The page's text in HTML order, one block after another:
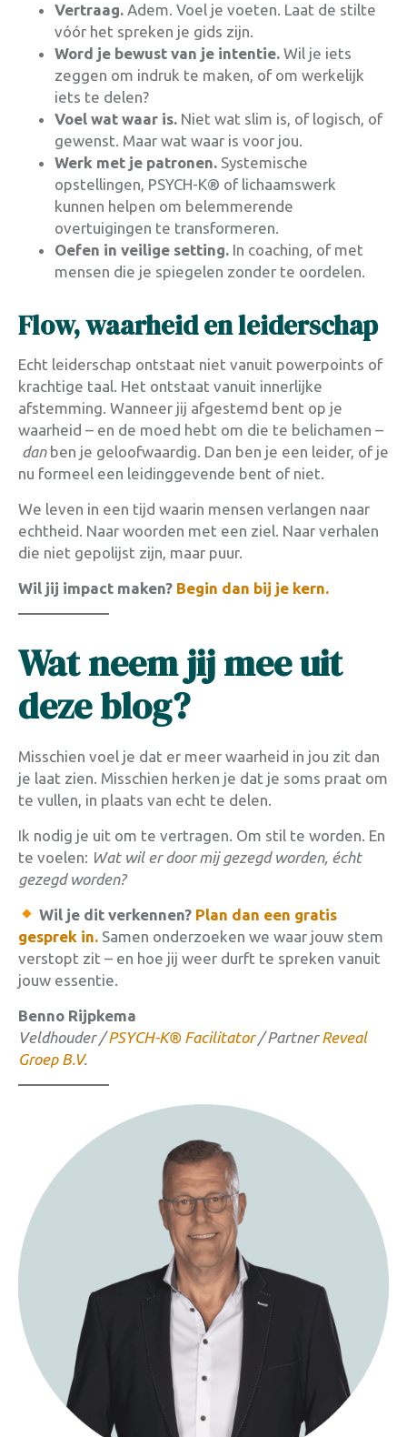
Vertraag. Adem. Voel je voeten. Laat de stilte
vóór het spreken je gids zijn.
Word je bewust van je intentie. Wil je iets
zeggen om indruk te maken, of om werkelijk
iets te delen?
Voel wat waar is. Niet wat slim is, of logisch, of
gewenst. Maar wat waar is voor jou.
Werk met je patronen. Systemische
opstellingen, PSYCH-K® of lichaamswerk
kunnen helpen om belemmerende
overtuigingen te transformeren.
Oefen in veilige setting. In coaching, of met
mensen die je spiegelen zonder te oordelen.
Flow, waarheid en leiderschap
Echt leiderschap ontstaat niet vanuit powerpoints of
krachtige taal. Het ontstaat vanuit innerlijke
afstemming. Wanneer jij afgestemd bent op je
waarheid – en de moed hebt om die te belichamen –
danben je geloofwaardig. Dan ben je een leider, of je
nu formeel een leidinggevende bent of niet.
We leven in een tijd waarin mensen verlangen naar
echtheid. Naar woorden met een ziel. Naar verhalen
die niet gepolijst zijn, maar puur.
Wil jij impact maken? Begin dan bij je kern.
Wat neem jij mee uit
deze blog?
Misschien voel je dat er meer waarheid in jou zit dan
je laat zien. Misschien herken je dat je soms praat om
te vullen, in plaats van echt te delen.
Ik nodig je uit om te vertragen. Om stil te worden. En
te voelen: Wat wil er door mij gezegd worden, écht
gezegd worden?
Wil je dit verkennen? Plan dan een gratis
gesprek in. Samen onderzoeken we waar jouw stem
verstopt zit – en hoe jij weer durft te spreken vanuit
jouw essentie.
Benno Rijpkema
Veldhouder /PSYCH-K® Facilitator/ Partner Reveal
Groep B.V.